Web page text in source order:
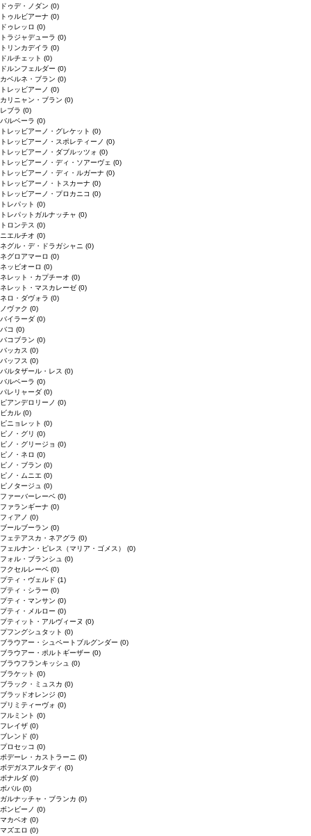
ドゥデ・ノダン (0)
トゥルビアーナ (0)
ドゥレッロ (0)
トラジャデューラ (0)
トリンカデイラ (0)
ドルチェット (0)
ドルンフェルダー (0)
カベルネ・ブラン (0)
トレッビアーノ (0)
カリニャン・ブラン (0)
レブラ (0)
バルベーラ (0)
トレッビアーノ・グレケット (0)
トレッビアーノ・スポレティーノ (0)
トレッビアーノ・ダブルッツォ (0)
トレッビアーノ・ディ・ソアーヴェ (0)
トレッビアーノ・ディ・ルガーナ (0)
トレッビアーノ・トスカーナ (0)
トレッビアーノ・プロカニコ (0)
トレパット (0)
トレパットガルナッチャ (0)
トロンテス (0)
ニエルチオ (0)
ネグル・デ・ドラガシャニ (0)
ネグロアマーロ (0)
ネッビオーロ (0)
ネレット・カプチーオ (0)
ネレット・マスカレーゼ (0)
ネロ・ダヴォラ (0)
ノヴァク (0)
バイラーダ (0)
バコ (0)
バコブラン (0)
バッカス (0)
バッフス (0)
バルタザール・レス (0)
バルベーラ (0)
パレリャーダ (0)
ピアンデロリーノ (0)
ビカル (0)
ピニョレット (0)
ピノ・グリ (0)
ピノ・グリージョ (0)
ピノ・ネロ (0)
ピノ・ブラン (0)
ピノ・ムニエ (0)
ピノタージュ (0)
ファーバーレーベ (0)
ファランギーナ (0)
フィアノ (0)
ブールブーラン (0)
フェテアスカ・ネアグラ (0)
フェルナン・ピレス（マリア・ゴメス） (0)
フォル・ブランシュ (0)
フクセルレーベ (0)
プティ・ヴェルド (1)
プティ・シラー (0)
プティ・マンサン (0)
プティ・メルロー (0)
プティット・アルヴィーヌ (0)
プフングシュタット (0)
ブラウアー・シュペートブルグンダー (0)
ブラウアー・ポルトギーザー (0)
ブラウフランキッシュ (0)
ブラケット (0)
ブラック・ミュスカ (0)
ブラッドオレンジ (0)
プリミティーヴォ (0)
フルミント (0)
フレイザ (0)
ブレンド (0)
プロセッコ (0)
ポデーレ・カストラーニ (0)
ボデガスアルタディ (0)
ボナルダ (0)
ボバル (0)
ガルナッチャ・ブランカ (0)
ボンビーノ (0)
マカベオ (0)
マズエロ (0)